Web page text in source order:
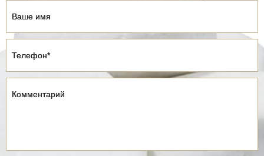
Ваше имя
Ваше имя
Телефон*
Телефон*
Комментарий
Комментарий